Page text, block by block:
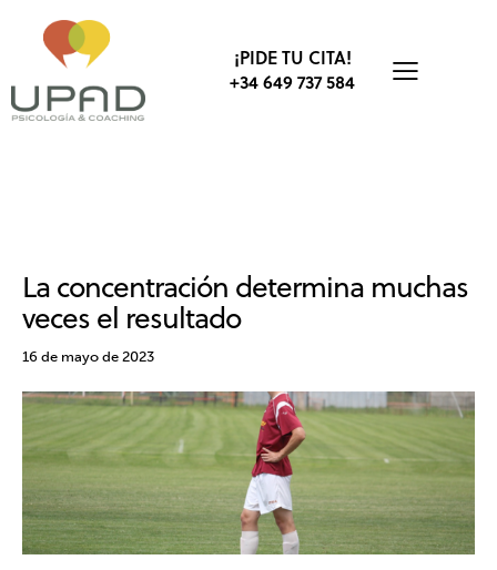
¡PIDE TU CITA!
+34 649 737 584
La concentración determina muchas
veces el resultado
16 de mayo de 2023